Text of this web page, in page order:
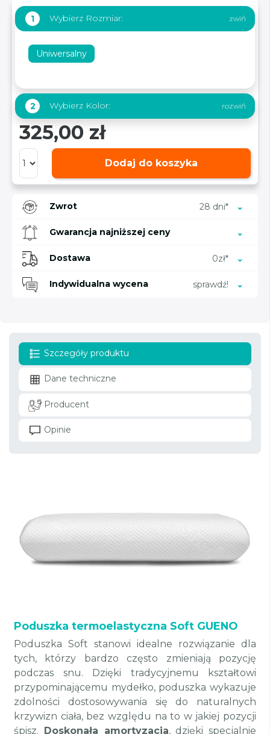
1 Wybierz Rozmiar:
Uniwersalny
2 Wybierz Kolor:
325,00 zł
Dodaj do koszyka
Zwrot 28 dni*
Gwarancja najniższej ceny
Dostawa 0zł*
Indywidualna wycena sprawdź!
Szczegóły produktu
Dane techniczne
Producent
Opinie
Poduszka termoelastyczna Soft GUENO
Poduszka Soft stanowi idealne rozwiązanie dla
tych, którzy bardzo często zmieniają pozycję
podczas snu. Dzięki tradycyjnemu kształtowi
przypominającemu mydełko, poduszka wykazuje
zdolności dostosowywania się do naturalnych
krzywizn ciała, bez względu na to w jakiej pozycji
śpisz. Doskonała amortyzacja, dzięki specjalnie